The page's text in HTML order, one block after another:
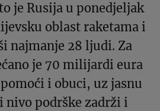
je Rusija u ponedjeljak
oblast raketama i
najmanje 28 ljudi. Za
je 70 milijardi eura
i obuci, uz jasnu
nivo podrške zadrži i